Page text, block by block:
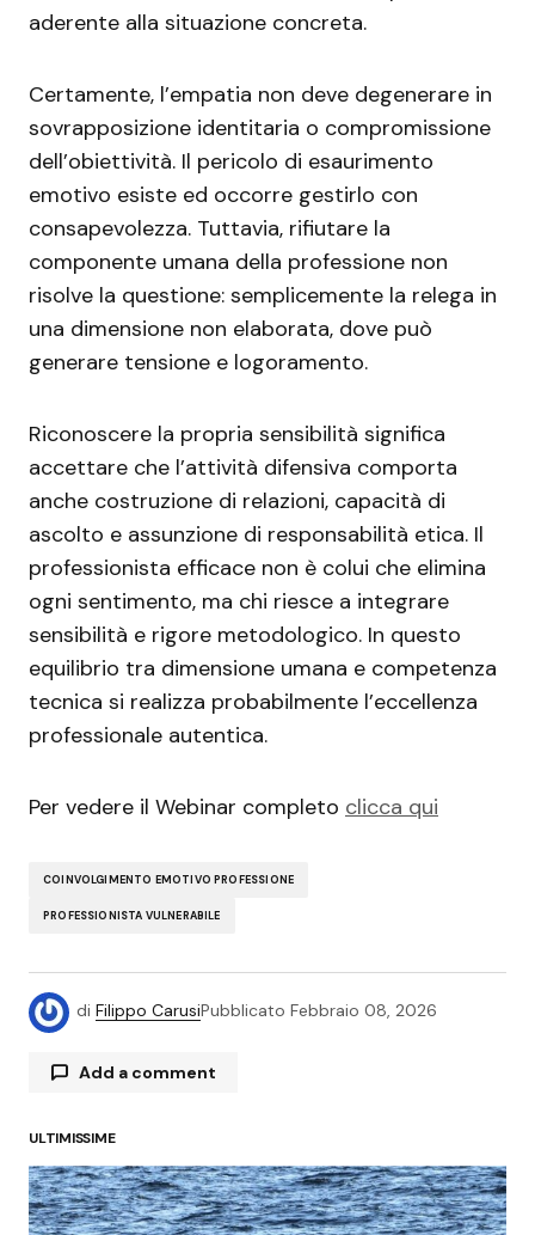
aderente alla situazione concreta.
Certamente, l’empatia non deve degenerare in
sovrapposizione identitaria o compromissione
dell’obiettività. Il pericolo di esaurimento
emotivo esiste ed occorre gestirlo con
consapevolezza. Tuttavia, rifiutare la
componente umana della professione non
risolve la questione: semplicemente la relega in
una dimensione non elaborata, dove può
generare tensione e logoramento.
Riconoscere la propria sensibilità significa
accettare che l’attività difensiva comporta
anche costruzione di relazioni, capacità di
ascolto e assunzione di responsabilità etica. Il
professionista efficace non è colui che elimina
ogni sentimento, ma chi riesce a integrare
sensibilità e rigore metodologico. In questo
equilibrio tra dimensione umana e competenza
tecnica si realizza probabilmente l’eccellenza
professionale autentica.
Per vedere il Webinar completo clicca qui
COINVOLGIMENTO EMOTIVO PROFESSIONE
PROFESSIONISTA VULNERABILE
di Filippo CarusiPubblicato Febbraio 08, 2026
Add a comment
Il tuo indirizzo email non sarà pubblicato.I campi
obbligatori sono contrassegnati*
ULTIMISSIME